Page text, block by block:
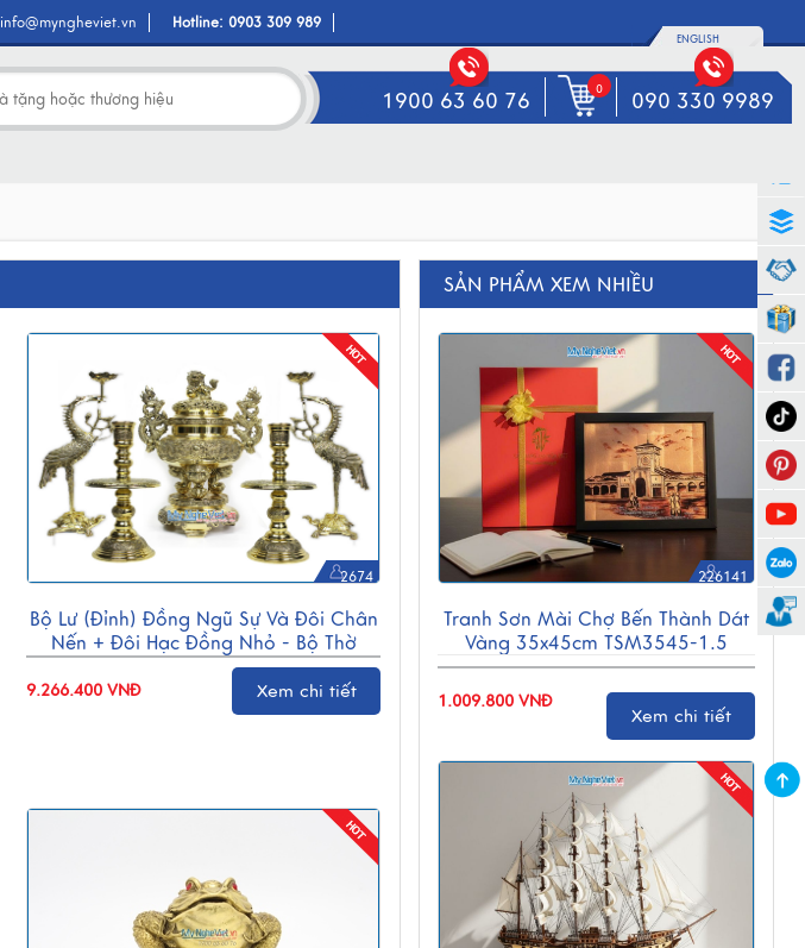
info@myngheviet.vn Hotline:0903 309 989
ENGLISH
1900 63 60 76 0 090 330 9989
2674
Bộ Lư (Đỉnh) Đồng Ngũ Sự Và Đôi Chân
Nến + Đôi Hạc Đồng Nhỏ - Bộ Thờ
Cúng MNV-DD21
9.266.400 VNĐ Xem chi tiết
SẢN PHẨM XEM NHIỀU
226141
Tranh Sơn Mài Chợ Bến Thành Dát
Vàng 35x45cm TSM3545-1.5
1.009.800 VNĐ
Xem chi tiết